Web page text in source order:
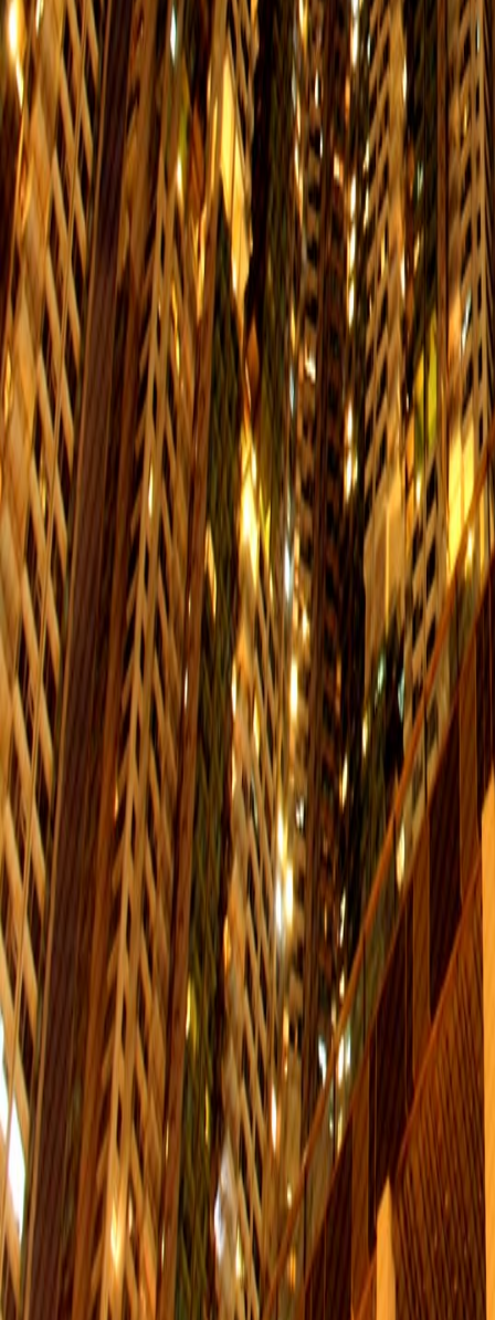
694 調景嶺站 → 小西灣邨
$13.4
星期一至五
星期
06:00-23:50
722 中環 (3 號碼頭) → 耀東邨
$6.5
星期一至五
星期
06:40-09:00
N8 灣仔碼頭 → 杏花邨
$6.1
星期一至五
星期
01:10-06:10
65 北角（堡壘街）→ 東區尤德夫人那
$6
星期一至五
星期
06:00-00:00